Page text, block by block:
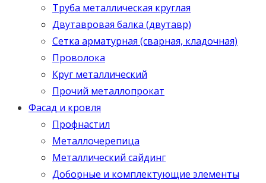
Труба металлическая круглая
Двутавровая балка (двутавр)
Сетка арматурная (сварная, кладочная)
Проволока
Круг металлический
Прочий металлопрокат
Фасад и кровля
Профнастил
Металлочерепица
Металлический сайдинг
Доборные и комплектующие элементы